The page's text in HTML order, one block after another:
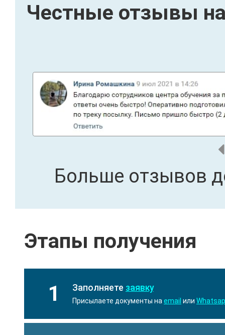
Честные отзывы
Больше отзывов
Этапы получения
1 Заполняете заявку
Присылаете документы на email или